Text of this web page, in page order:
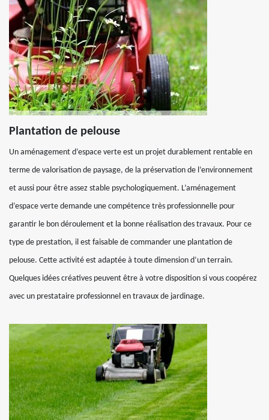
Plantation de pelouse
Un aménagement d’espace verte est un projet durablement rentable en
terme de valorisation de paysage, de la préservation de l’environnement
et aussi pour être assez stable psychologiquement. L’aménagement
d’espace verte demande une compétence très professionnelle pour
garantir le bon déroulement et la bonne réalisation des travaux. Pour ce
type de prestation, il est faisable de commander une plantation de
pelouse. Cette activité est adaptée à toute dimension d’un terrain.
Quelques idées créatives peuvent être à votre disposition si vous coopérez
avec un prestataire professionnel en travaux de jardinage.